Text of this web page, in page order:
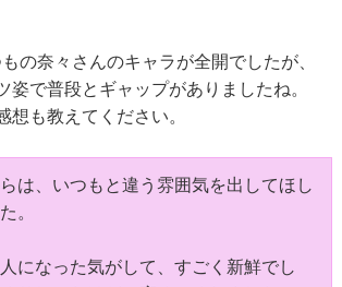
奈々さんのキャラが全開でしたが、
姿で普段とギャップがありましたね。
想も教えてください。
は、いつもと違う雰囲気を出してほし
。
になった気がして、すごく新鮮でし